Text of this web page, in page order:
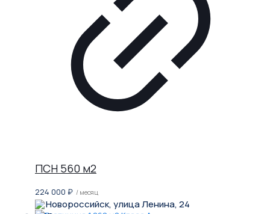
ПСН 560 м2
224 000 ₽ / месяц
Новороссийск, улица Ленина, 24